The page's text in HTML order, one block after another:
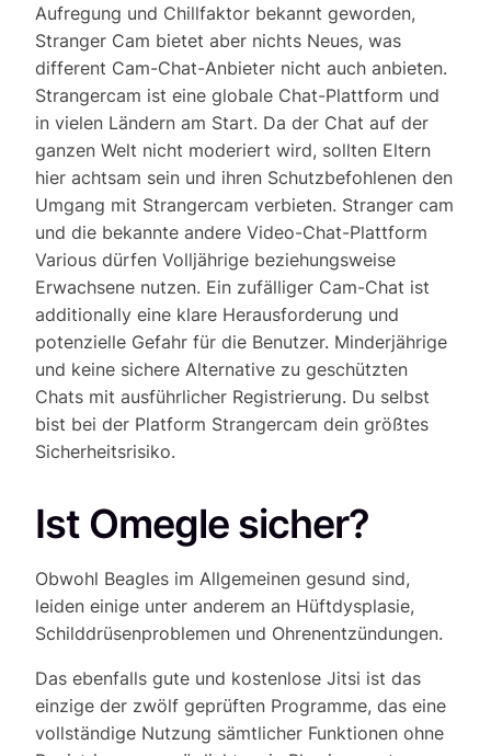
Aufregung und Chillfaktor bekannt geworden,
Stranger Cam bietet aber nichts Neues, was
different Cam-Chat-Anbieter nicht auch anbieten.
Strangercam ist eine globale Chat-Plattform und
in vielen Ländern am Start. Da der Chat auf der
ganzen Welt nicht moderiert wird, sollten Eltern
hier achtsam sein und ihren Schutzbefohlenen den
Umgang mit Strangercam verbieten. Stranger cam
und die bekannte andere Video-Chat-Plattform
Various dürfen Volljährige beziehungsweise
Erwachsene nutzen. Ein zufälliger Cam-Chat ist
additionally eine klare Herausforderung und
potenzielle Gefahr für die Benutzer. Minderjährige
und keine sichere Alternative zu geschützten
Chats mit ausführlicher Registrierung. Du selbst
bist bei der Platform Strangercam dein größtes
Sicherheitsrisiko.
Ist Omegle sicher?
Obwohl Beagles im Allgemeinen gesund sind,
leiden einige unter anderem an Hüftdysplasie,
Schilddrüsenproblemen und Ohrenentzündungen.
Das ebenfalls gute und kostenlose Jitsi ist das
einzige der zwölf geprüften Programme, das eine
voll­ständige Nutzung sämtlicher Funk­tionen ohne